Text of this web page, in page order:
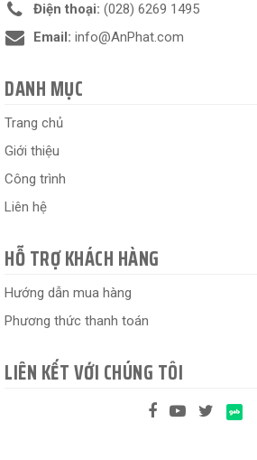
Điện thoại: (028) 6269 1495
Email: info@AnPhat.com
DANH MỤC
Trang chủ
Giới thiệu
Công trình
Liên hệ
HỖ TRỢ KHÁCH HÀNG
Hướng dẫn mua hàng
Phương thức thanh toán
LIÊN KẾT VỚI CHÚNG TÔI